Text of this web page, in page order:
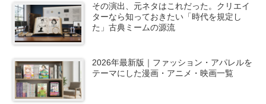
その演出、元ネタはこれだった。クリエイ
ターなら知っておきたい「時代を規定し
た」古典ミームの源流
2026年最新版｜ファッション・アパレルを
テーマにした漫画・アニメ・映画一覧